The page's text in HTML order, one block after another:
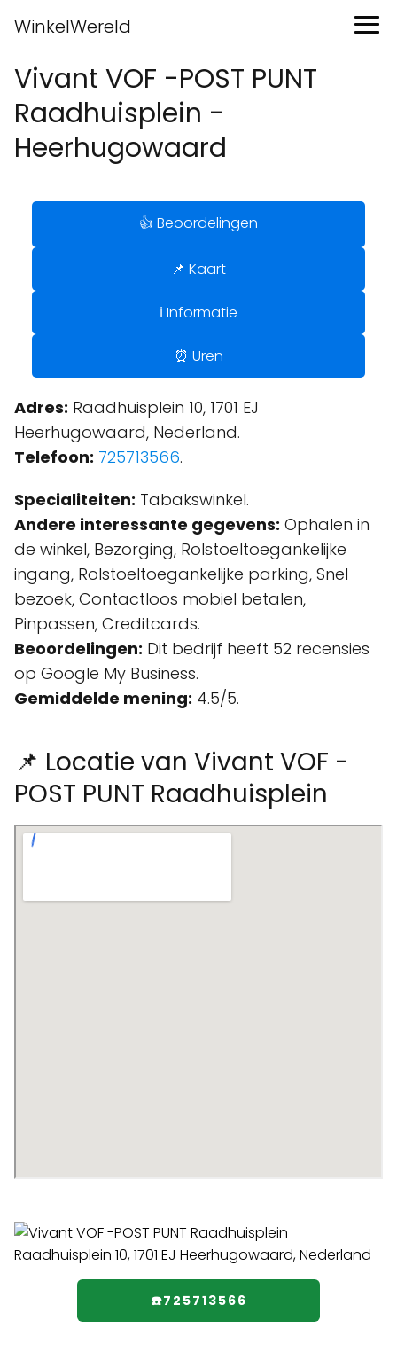
WinkelWereld
Vivant VOF -POST PUNT
Raadhuisplein -
Heerhugowaard
👍 Beoordelingen
📌 Kaart
ℹ️ Informatie
⏰ Uren
Adres: Raadhuisplein 10, 1701 EJ
Heerhugowaard, Nederland.
Telefoon: 725713566.
Specialiteiten: Tabakswinkel.
Andere interessante gegevens: Ophalen in
de winkel, Bezorging, Rolstoeltoegankelijke
ingang, Rolstoeltoegankelijke parking, Snel
bezoek, Contactloos mobiel betalen,
Pinpassen, Creditcards.
Beoordelingen: Dit bedrijf heeft 52 recensies
op Google My Business.
Gemiddelde mening: 4.5/5.
📌 Locatie van Vivant VOF -
POST PUNT Raadhuisplein
☎️725713566